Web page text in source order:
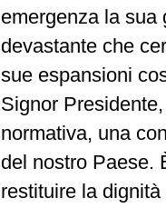
emergenza la sua
devastante che
sue espansioni
Signor
normativa, una
del nostro Paese.
restituire la